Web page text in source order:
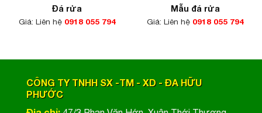
Đá rửa
Giá: Liên hệ 0918 055 794
Mẫu đá rửa
Giá: Liên hệ 0918 055 794
CÔNG TY TNHH SX -TM - XD - ĐA HỮU
PHƯỚC